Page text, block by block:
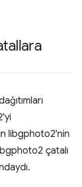
libgphoto2'nin
çatalı